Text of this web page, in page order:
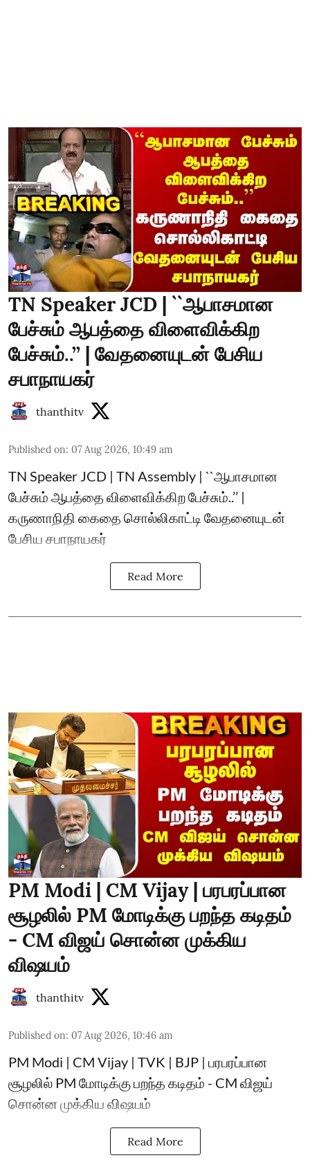
TN Speaker JCD | ``ஆபாசமான
பேச்சும் ஆபத்தை விளைவிக்கிற
பேச்சும்..’’ | வேதனையுடன் பேசிய
சபாநாயகர்
thanthitv
Published on: 07 Aug 2026, 10:49 am
TN Speaker JCD | TN Assembly | ``ஆபாசமான
பேச்சும் ஆபத்தை விளைவிக்கிற பேச்சும்..’’ |
கருணாநிதி கைதை சொல்லிகாட்டி வேதனையுடன்
பேசிய சபாநாயகர்
Read More
PM Modi | CM Vijay | பரபரப்பான
சூழலில் PM மோடிக்கு பறந்த கடிதம்
- CM விஜய் சொன்ன முக்கிய
விஷயம்
thanthitv
Published on: 07 Aug 2026, 10:46 am
PM Modi | CM Vijay | TVK | BJP | பரபரப்பான
சூழலில் PM மோடிக்கு பறந்த கடிதம் - CM விஜய்
சொன்ன முக்கிய விஷயம்
Read More